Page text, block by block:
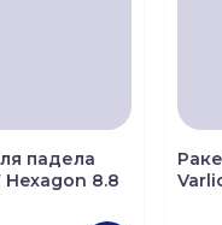
падела
Hexagon 8.8